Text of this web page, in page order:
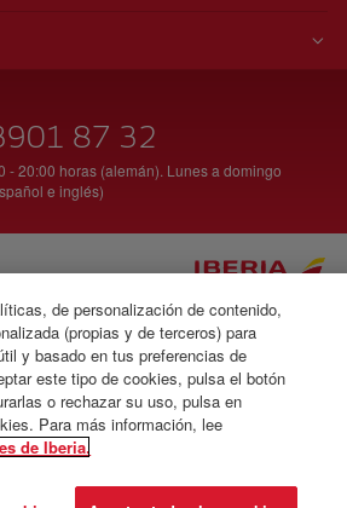
87 32
- 20:00 horas (alemán). Lunes a domingo
e inglés)
de personalización de contenido,
(propias y de terceros) para
y basado en tus preferencias de
este tipo de cookies, pulsa el botón
o rechazar su uso, pulsa en
Para más información, lee
de Iberia.